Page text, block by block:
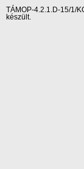
TÁMOP-4.2.1.D-15/1/
készült.